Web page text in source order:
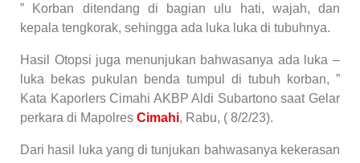
” Korban ditendang di bagian ulu hati, wajah, dan
kepala tengkorak, sehingga ada luka luka di tubuhnya.
Hasil Otopsi juga menunjukan bahwasanya ada luka –
luka bekas pukulan benda tumpul di tubuh korban, ”
Kata Kaporlers Cimahi AKBP Aldi Subartono saat Gelar
perkara di Mapolres Cimahi, Rabu, ( 8/2/23).
Dari hasil luka yang di tunjukan bahwasanya kekerasan